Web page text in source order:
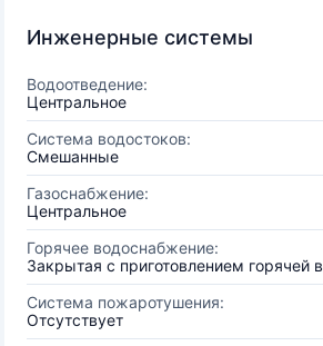
Инженерные системы
Водоотведение:
Центральное
Система водостоков:
Смешанные
Газоснабжение:
Центральное
Горячее водоснабжение:
Закрытая с приготовлением горячей
Система пожаротушения:
Отсутствует